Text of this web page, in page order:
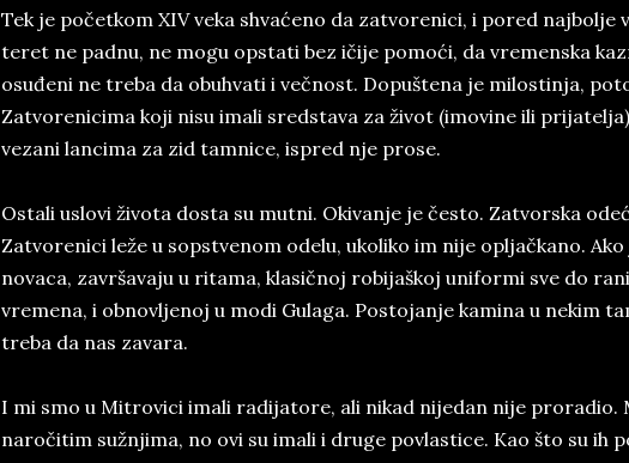
Tek je početkom XIV veka shvaćeno da zatvorenici, i pored najbolje
teret ne padnu, ne mogu opstati bez ičije pomoći, da vremenska
osuđeni ne treba da obuhvati i večnost. Dopuštena je milostinja,
Zatvorenicima koji nisu imali sredstava za život (imovine ili
vezani lancima za zid tamnice, ispred nje prose.
Ostali uslovi života dosta su mutni. Okivanje je često. Zatvorska
Zatvorenici leže u sopstvenom odelu, ukoliko im nije opljačkano.
novaca, završavaju u ritama, klasičnoj robijaškoj uniformi sve do
vremena, i obnovljenoj u modi Gulaga. Postojanje kamina u nekim
treba da nas zavara.
I mi smo u Mitrovici imali radijatore, ali nikad nijedan nije proradio.
naročitim sužnjima, no ovi su imali i druge povlastice. Kao što su ih